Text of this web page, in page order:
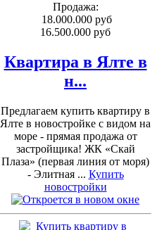
Продажа:
18.000.000 руб
16.500.000 руб
Квартира в Ялте в
н...
Предлагаем купить квартиру в
Ялте в новостройке с видом на
море - прямая продажа от
застройщика! ЖК «Скай
Плаза» (первая линия от моря)
- Элитная ... Купить
новостройки